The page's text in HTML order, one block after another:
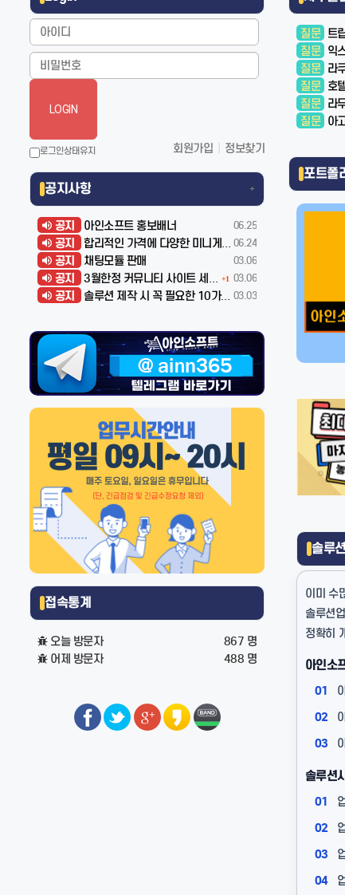
질문 트
질문 익
질문 라
질문 호
질문 라
질문 아
포트폴
솔루
이미 수
솔루션
정확히
아인소
01
02
03
솔루션
01
02
03
04
LOGIN
로그인상태유지 회원가입 정보찾기
공지사항 +
06.25
공지 아인소프트 홍보배너
06.24
공지
03.06
공지 채팅모듈 판매
+1 03.06
공지
03.03
공지
접속통계
오늘 방문자
867 명
어제 방문자
488 명